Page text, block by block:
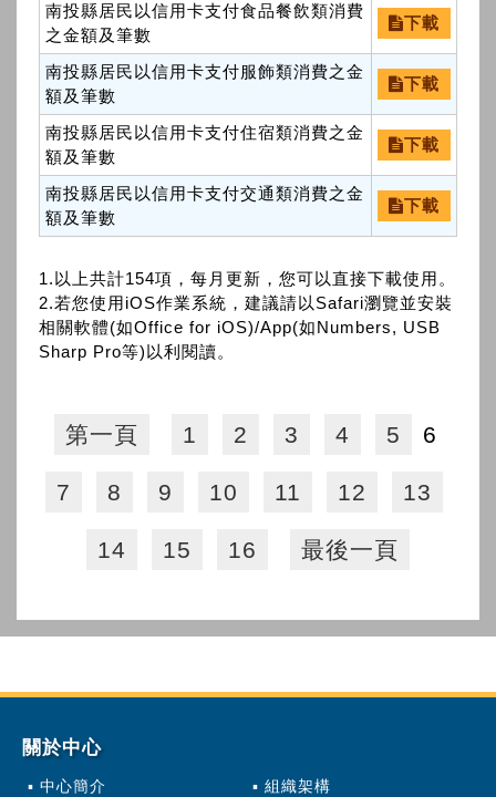
南投縣居民以信用卡支付食品餐飲類消費
之金額及筆數
下載
南投縣居民以信用卡支付服飾類消費之金
額及筆數
下載
南投縣居民以信用卡支付住宿類消費之金
額及筆數
下載
南投縣居民以信用卡支付交通類消費之金
額及筆數
下載
1.以上共計154項，每月更新，您可以直接下載使用。
2.若您使用iOS作業系統，建議請以Safari瀏覽並安裝
相關軟體(如Office for iOS)/App(如Numbers, USB
Sharp Pro等)以利閱讀。
第一頁 1 2 3 4 5 6
7 8 9 10 11 12 13
14 15 16 最後一頁
關於中心
中心簡介 組織架構